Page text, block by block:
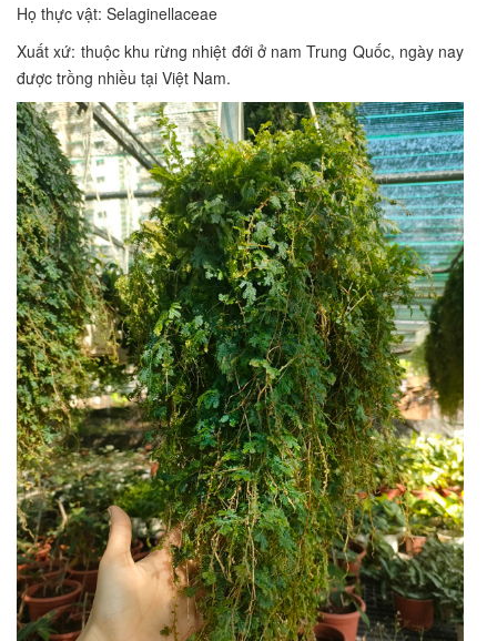
Họ thực vật: Selaginellaceae
Xuất xứ: thuộc khu rừng nhiệt đới ở nam Trung Quốc, ngày nay
được trồng nhiều tại Việt Nam.